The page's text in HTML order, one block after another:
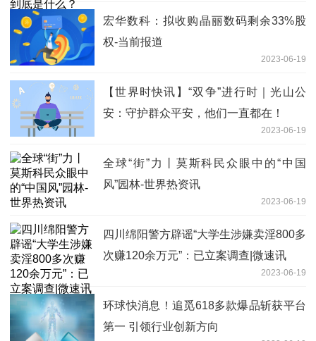
宏华数科：拟收购晶丽数码剩余33%股
权-当前报道
2023-06-19
【世界时快讯】“双争”进行时｜光山公
安：守护群众平安，他们一直都在！
2023-06-19
全球“街”力丨莫斯科民众眼中的“中国
风”园林-世界热资讯
2023-06-19
四川绵阳警方辟谣“大学生涉嫌卖淫800多
次赚120余万元”：已立案调查|微速讯
2023-06-19
环球快消息！追觅618多款爆品斩获平台
第一 引领行业创新方向